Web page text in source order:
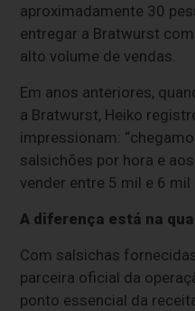
aproximadamente 30
entregar a Bratwurst
alto volume de vendas.
Em anos anteriores,
a Bratwurst, Heiko
impressionam:
salsichões por hora e
vender entre 5 mil e 6 mil
A diferença está na
Com salsichas
parceira oficial da
ponto essencial da